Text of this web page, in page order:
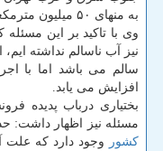
به منهای ۵۰ میلیون مترمكعب كاهش پیدا می كند.
وی با تاكید بر این
نیز آب ناسالم نداشته
سالم می باشد اما با
افزایش می یابد.
بختیاری درباب پدیده
مسئله نیز اظهار داشت: حدود ۵۰ سال است كه پدیده
كشور
وجود دارد كه علت